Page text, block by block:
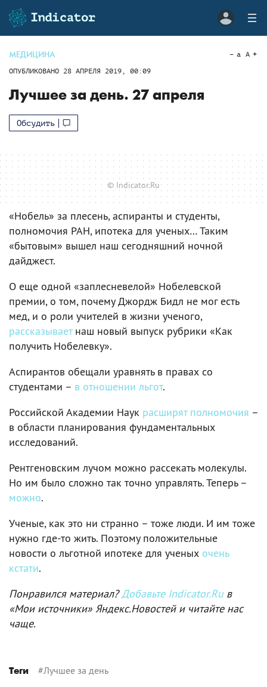
МЕДИЦИНА
ОПУБЛИКОВАНО 28 АПРЕЛЯ 2019, 00:09
a A
Лучшее за день. 27 апреля
Обсудить
© Indicator.Ru
«Нобель» за плесень, аспиранты и студенты,
полномочия РАН, ипотека для ученых… Таким
«бытовым» вышел наш сегодняшний ночной
дайджест.
О еще одной «заплесневелой» Нобелевской
премии, о том, почему Джордж Бидл не мог есть
мед, и о роли учителей в жизни ученого,
рассказываетнаш новый выпуск рубрики «Как
получить Нобелевку».
Аспирантов обещали уравнять в правах со
студентами – в отношении льгот.
Российской Академии Наук расширят полномочия –
в области планирования фундаментальных
исследований.
Рентгеновским лучом можно рассекать молекулы.
Но им было сложно так точно управлять. Теперь –
можно.
Ученые, как это ни странно – тоже люди. И им тоже
нужно где-то жить. Поэтому положительные
новости о льготной ипотеке для ученых очень
кстати.
Понравился материал?Добавьте Indicator.Ruв
«Мои источники» Яндекс.Новостей и читайте нас
чаще.
Теги #Лучшее за день